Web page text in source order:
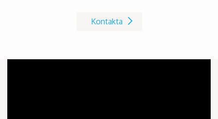
Kontakta